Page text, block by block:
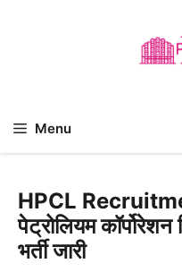
Menu
HPCL
पेट्रोलियम
भर्ती जारी